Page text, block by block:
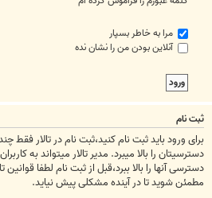
مرا به خاطر بسپار
آنلاین بودن من را نشان نده
ثبت نام
برای ورود باید ثبت نام کنید،ثبت نام در تالار
دسترسیتان را بالا میبرد. مدیر تالار میتواند به
دسترسی آنها را بالا ببرد،قبل از ثبت نام لطفا قوانین
مطمئن شوید تا در آینده مشکلی پیش نیاید.